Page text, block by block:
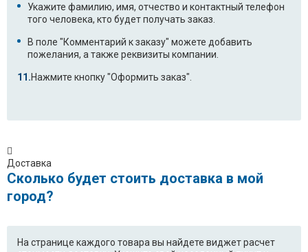
Укажите фамилию, имя, отчество и контактный телефон
того человека, кто будет получать заказ.
В поле "Комментарий к заказу" можете добавить
пожелания, а также реквизиты компании.
Нажмите кнопку "Оформить заказ".
Доставка
Сколько будет стоить доставка в мой
город?
На странице каждого товара вы найдете виджет расчет